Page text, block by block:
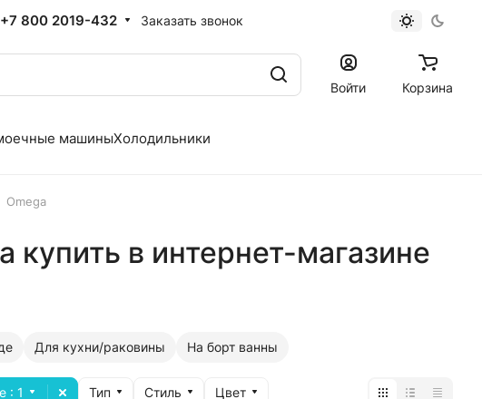
+7 800 2019-432 Заказать звонок
Войти Корзина
машиныХолодильники
Omega
в интернет-магазине
Для кухни/раковины На борт ванны
: 1 Тип Стиль
Цвет